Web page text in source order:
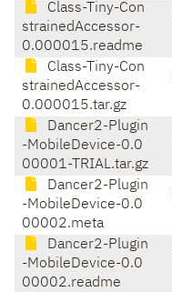
Class-Tiny-Con
strainedAccessor-
0.000015.readme
Class-Tiny-Con
strainedAccessor-
0.000015.tar.gz
Dancer2-Plugin
-MobileDevice-0.0
00001-TRIAL.tar.gz
Dancer2-Plugin
-MobileDevice-0.0
00002.meta
Dancer2-Plugin
-MobileDevice-0.0
00002.readme